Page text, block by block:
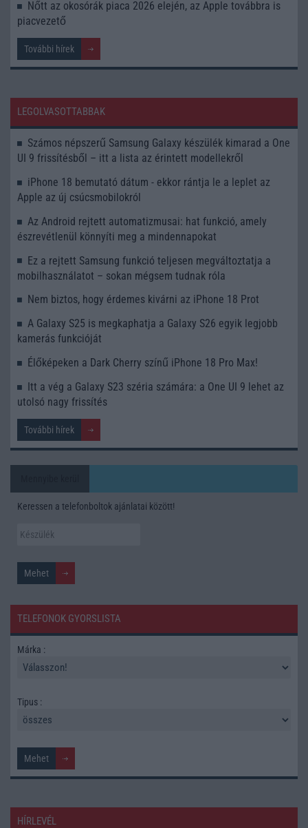
Nőtt az okosórák piaca 2026 elején, az Apple továbbra is
piacvezető
További hírek
LEGOLVASOTTABBAK
Számos népszerű Samsung Galaxy készülék kimarad a One
UI 9 frissítésből – itt a lista az érintett modellekről
iPhone 18 bemutató dátum - ekkor rántja le a leplet az
Apple az új csúcsmobilokról
Az Android rejtett automatizmusai: hat funkció, amely
észrevétlenül könnyíti meg a mindennapokat
Ez a rejtett Samsung funkció teljesen megváltoztatja a
mobilhasználatot – sokan mégsem tudnak róla
Nem biztos, hogy érdemes kivárni az iPhone 18 Prot
A Galaxy S25 is megkaphatja a Galaxy S26 egyik legjobb
kamerás funkcióját
Élőképeken a Dark Cherry színű iPhone 18 Pro Max!
Itt a vég a Galaxy S23 széria számára: a One UI 9 lehet az
utolsó nagy frissítés
További hírek
Keressen a telefonboltok ajánlatai között!
TELEFONOK GYORSLISTA
Márka :
Tipus :
HÍRLEVÉL